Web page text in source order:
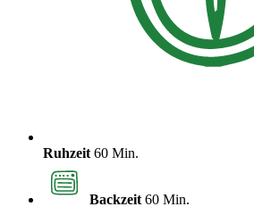
Ruhzeit 60 Min.
Backzeit 60 Min.